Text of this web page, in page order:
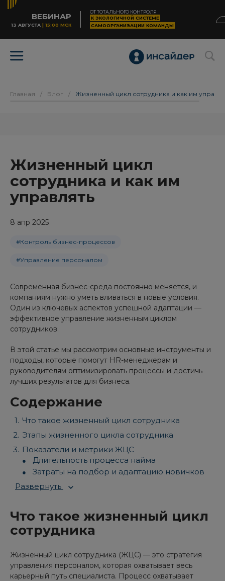
ВЕБИНАР
13 АВГУСТА | 15:00 МСК
ОТ ТОТАЛЬНОГО КОНТРОЛЯ
К ЭКОЛОГИЧНОЙ СИСТЕМЕ
САМООРГАНИЗАЦИИ КОМАНДЫ
Главная / Блог / Жизненный цикл сотрудника и как им
Жизненный цикл
сотрудника и как им
управлять
8 апр 2025
#Контроль бизнес-процессов
#Управление персоналом
Современная бизнес-среда постоянно меняется, и
компаниям нужно уметь вливаться в новые условия.
Один из ключевых аспектов успешной адаптации —
эффективное управление жизненным циклом
сотрудников.
В этой статье мы рассмотрим основные инструменты и
подходы, которые помогут HR-менеджерам и
руководителям оптимизировать процессы и достичь
лучших результатов для бизнеса.
Содержание
Что такое жизненный цикл сотрудника
Этапы жизненного цикла сотрудника
Показатели и метрики ЖЦС
Длительность процесса найма
Затраты на подбор и адаптацию новичков
Развернуть
Что такое жизненный цикл
сотрудника
Жизненный цикл сотрудника (ЖЦС) — это стратегия
управления персоналом, которая охватывает весь
карьерный путь специалиста. Процесс охватывает